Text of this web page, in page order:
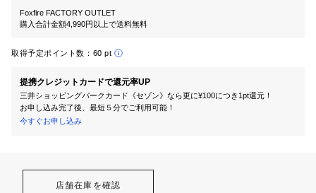
Foxfire FACTORY OUTLET
購入合計金額4,990円以上で送料無料
取得予定ポイント数： 60 pt
提携クレジットカードで還元率UP
三井ショッピングパークカード《セゾン》なら更に¥100につき1pt還元！
お申し込み完了後、最短５分でご利用可能！
今すぐお申し込み
店舗在庫を確認